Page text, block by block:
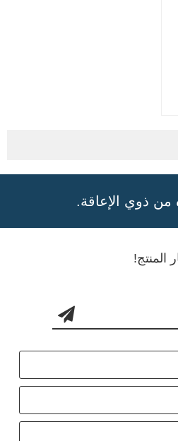
من ذوي الإعاقة.
المنتج!